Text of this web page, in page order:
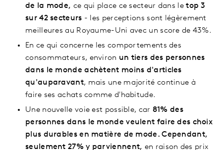
de la mode, ce qui place ce secteur dans letop 3
sur 42 secteurs - les perceptions sont légèrement
meilleures au Royaume-Uni avec un score de 43%.
En ce qui concerne les comportements des
consommateurs, environ un tiers des personnes
dans le monde achètent moins d'articles
qu'auparavant, mais une majorité continue à
faire ses achats comme d'habitude.
Une nouvelle voie est possible, car 81% des
personnes dans le monde veulent faire des choix
plus durables en matière de mode. Cependant,
seulement 27% y parviennent, en raison des prix